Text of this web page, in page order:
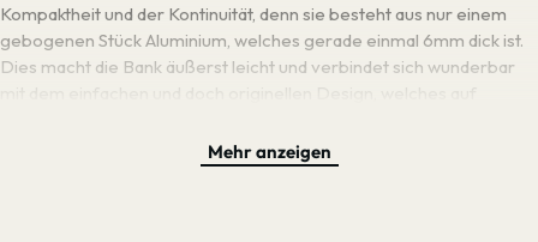
Kompaktheit und der Kontinuität, denn sie besteht aus nur einem
gebogenen Stück Aluminium, welches gerade einmal 6mm dick ist.
Dies macht die Bank äußerst leicht und verbindet sich wunderbar
auf brillante und originelle Art zu einer Bank kombiniert, die einfach
Mehr anzeigen